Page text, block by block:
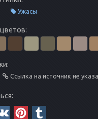
Ужасы
Ссылка на источник не